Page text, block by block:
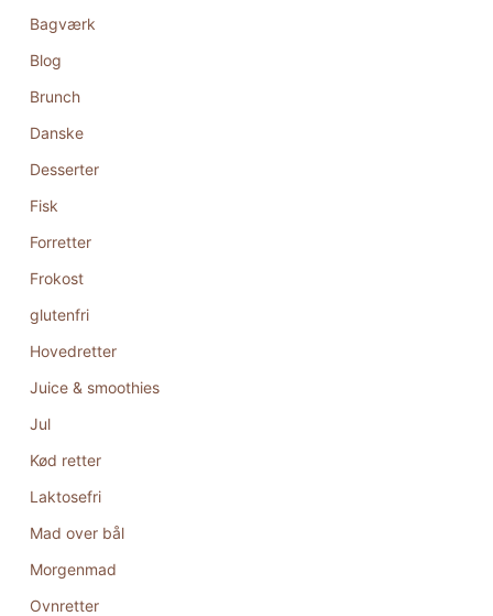
Bagværk
Blog
Brunch
Danske
Desserter
Fisk
Forretter
Frokost
glutenfri
Hovedretter
Juice & smoothies
Jul
Kød retter
Laktosefri
Mad over bål
Morgenmad
Ovnretter